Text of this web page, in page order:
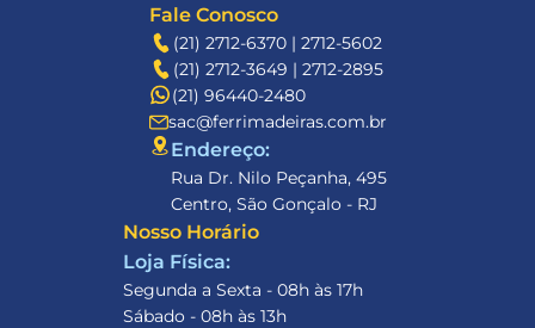
Fale Conosco
(21) 2712-6370 | 2712-5602
(21) 2712-3649 | 2712-2895
(21) 96440-2480
sac@ferrimadeiras.com.br
Endereço:
Rua Dr. Nilo Peçanha, 495
Centro, São Gonçalo - RJ
Nosso Horário
Loja Física:
Segunda a Sexta - 08h às 17h
Sábado - 08h às 13h